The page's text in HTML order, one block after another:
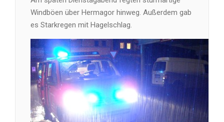
Windböen über Hermagor hinweg. Außerdem gab
es Starkregen mit Hagelschlag.